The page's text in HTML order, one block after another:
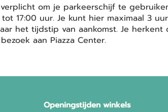
om je parkeerschijf te
17:00 uur. Je kunt hier maximaal 3
het tijdstip van aankomst. Je
aan Piazza Center.
Openingstijden winkels